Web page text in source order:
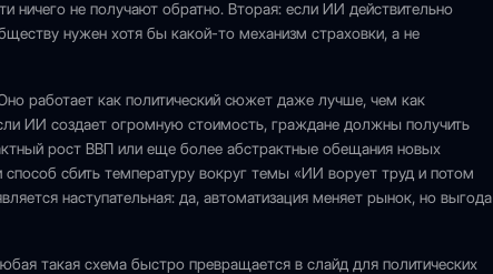
ничего не получают обратно. Вторая: если ИИ действительно
нужен хотя бы какой-то механизм страховки, а не
работает как политический сюжет даже лучше, чем как
ИИ создает огромную стоимость, граждане должны получить
рост ВВП или еще более абстрактные обещания новых
сбить температуру вокруг темы «ИИ ворует труд и потом
наступательная: да, автоматизация меняет рынок, но выгода
такая схема быстро превращается в слайд для политических